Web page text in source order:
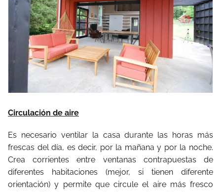
Circulación de aire
Es necesario ventilar la casa durante las horas más
frescas del día, es decir, por la mañana y por la noche.
Crea corrientes entre ventanas contrapuestas de
diferentes habitaciones (mejor, si tienen diferente
orientación) y permite que circule el aire más fresco